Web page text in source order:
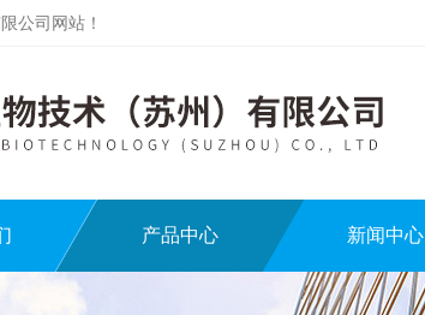
公司网站！
产品中心 新闻中心